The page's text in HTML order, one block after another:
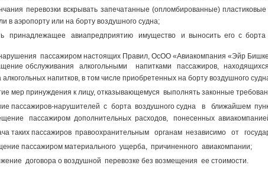
перевозки вскрывать запечатанные (опломбированные)
в аэропорту или на борту воздушного судна;
принадлежащее авиапредприятию имущество и выносить его с борта
пассажиром настоящих Правил, ОсОО «Авиакомпания «Эйр
обслуживания алкогольными напитками пассажиров,
алкогольных напитков, в том числе приобретенных на борту воздушного
мер принуждения к лицу, отказывающемуся выполнять законные
пассажиров-нарушителей с борта воздушного судна в ближайшем
пассажиром дополнительных расходов, понесенных
таких пассажиров правоохранительным органам независимо от
пассажиром материального ущерба, причиненного авиакомпании;
договора о воздушной перевозке без возмещения ее стоимости.